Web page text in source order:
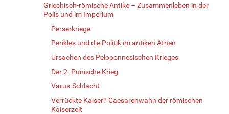
Griechisch-römische Antike – Zusammenleben in der
Polis und im Imperium
Perserkriege
Perikles und die Politik im antiken Athen
Ursachen des Peloponnesischen Krieges
Der 2. Punische Krieg
Varus-Schlacht
Verrückte Kaiser? Caesarenwahn der römischen
Kaiserzeit